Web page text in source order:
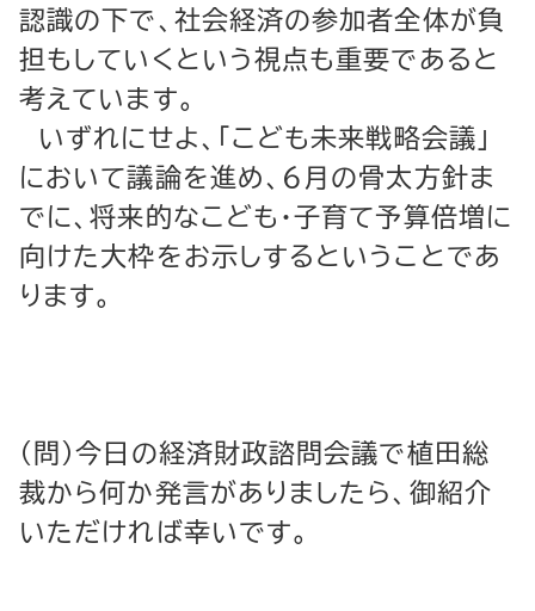
認識の下で、社会経済の参加者全体が負
担もしていくという視点も重要であると
考えています。
いずれにせよ、「こども未来戦略会議」
において議論を進め、６月の骨太方針ま
でに、将来的なこども・子育て予算倍増に
向けた大枠をお示しするということであ
ります。
（問）今日の経済財政諮問会議で植田総
裁から何か発言がありましたら、御紹介
いただければ幸いです。